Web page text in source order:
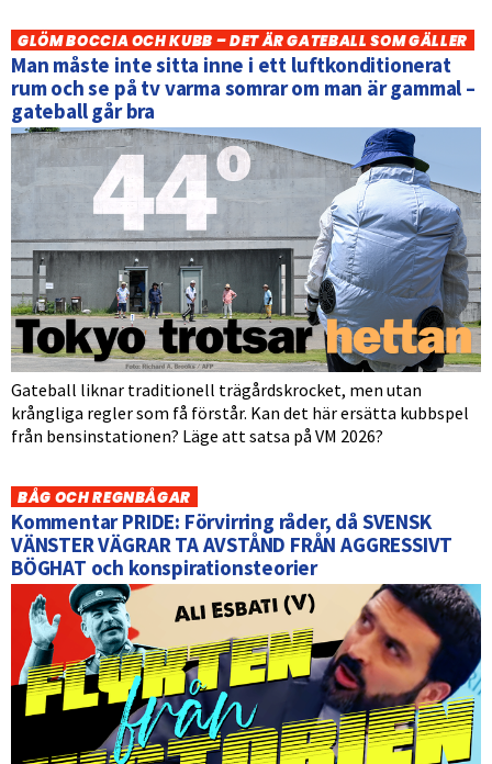
GLÖM BOCCIA OCH KUBB – DET ÄR GATEBALL SOM GÄLLER
Man måste inte sitta inne i ett luftkonditionerat
rum och se på tv varma somrar om man är gammal –
gateball går bra
Gateball liknar traditionell trägårdskrocket, men utan
krångliga regler som få förstår. Kan det här ersätta kubbspel
från bensinstationen? Läge att satsa på VM 2026?
BÅG OCH REGNBÅGAR
Kommentar PRIDE: Förvirring råder, då SVENSK
VÄNSTER VÄGRAR TA AVSTÅND FRÅN AGGRESSIVT
BÖGHAT och konspirationsteorier